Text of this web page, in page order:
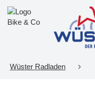
Wüster Radladen